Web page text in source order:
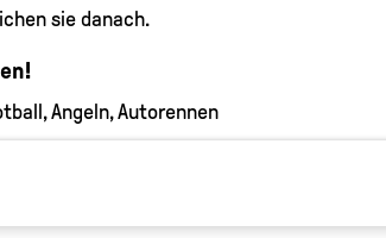
sie danach.
Angeln, Autorennen